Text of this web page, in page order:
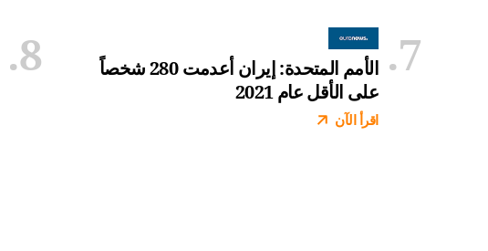
الأمم المتحدة: إيران أعدمت 280 شخصاً
على الأقل عام 2021
اقرأ الآن